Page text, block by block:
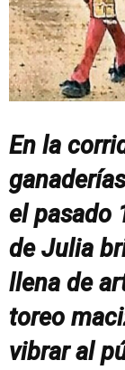
En la
el pasado
de Julia
llena de
toreo
vibrar al